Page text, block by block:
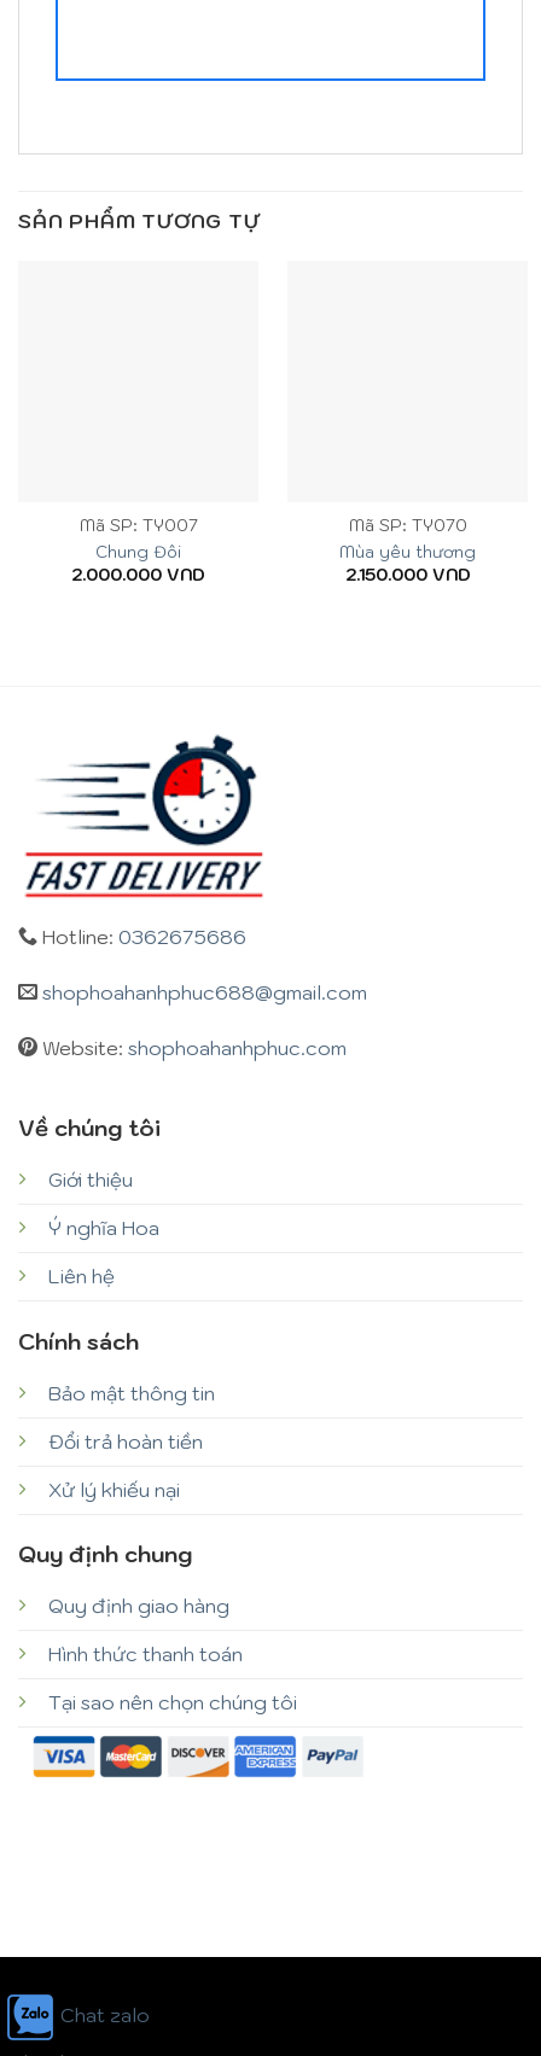
SẢN PHẨM TƯƠNG TỰ
Mã SP: TY007
Chung Đôi
2.000.000 VND
Mã SP: TY070
Mùa yêu thương
2.150.000VND
Hotline: 0362675686
shophoahanhphuc688@gmail.com
Website: shophoahanhphuc.com
Về chúng tôi
Giới thiệu
Ý nghĩa Hoa
Liên hệ
Chính sách
Bảo mật thông tin
Đổi trả hoàn tiền
Xử lý khiếu nại
Quy định chung
Quy định giao hàng
Hình thức thanh toán
Tại sao nên chọn chúng tôi
Chat zalo